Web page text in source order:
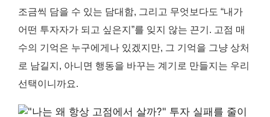
조금씩 담을 수 있는 담대함, 그리고 무엇보다도 “내가
어떤 투자자가 되고 싶은지”를 잊지 않는 끈기. 고점 매
수의 기억은 누구에게나 있겠지만, 그 기억을 그냥 상처
로 남길지, 아니면 행동을 바꾸는 계기로 만들지는 우리
선택이니까요.